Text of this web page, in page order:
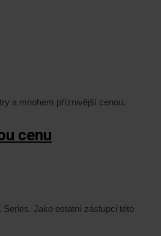
a mnohem příznivější cenou.
cenu
Jako ostatní zástupci této